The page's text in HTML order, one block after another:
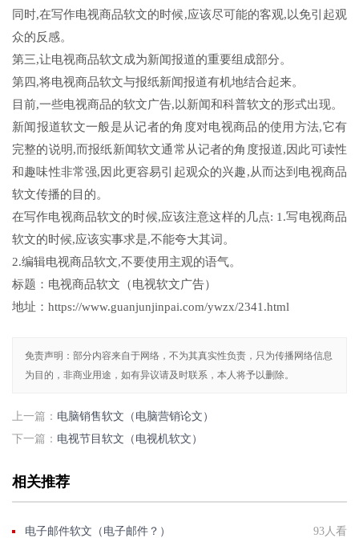
同时,在写作电视商品软文的时候,应该尽可能的客观,以免引起观
众的反感。
第三,让电视商品软文成为新闻报道的重要组成部分。
第四,将电视商品软文与报纸新闻报道有机地结合起来。
目前,一些电视商品的软文广告,以新闻和科普软文的形式出现。
新闻报道软文一般是从记者的角度对电视商品的使用方法,它有
完整的说明,而报纸新闻软文通常从记者的角度报道,因此可读性
和趣味性非常强,因此更容易引起观众的兴趣,从而达到电视商品
软文传播的目的。
在写作电视商品软文的时候,应该注意这样的几点: 1.写电视商品
软文的时候,应该实事求是,不能夸大其词。
2.编辑电视商品软文,不要使用主观的语气。
标题：电视商品软文（电视软文广告）
地址：https://www.guanjunjinpai.com/ywzx/2341.html
免责声明：部分内容来自于网络，不为其真实性负责，只为传播网络信息
为目的，非商业用途，如有异议请及时联系，本人将予以删除。
上一篇： 电脑销售软文（电脑营销论文）
下一篇： 电视节目软文（电视机软文）
相关推荐
电子邮件软文（电子邮件？） 93人看